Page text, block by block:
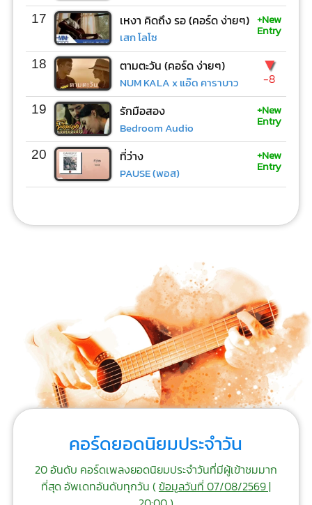
17 เหงา คิดถึง รอ (คอร์ด ง่ายๆ)
เสก โลโซ
+New
Entry
18 ตามตะวัน (คอร์ด ง่ายๆ)
NUM KALA x แอ๊ด คาราบาว
▼
-8
19 รักมือสอง
Bedroom Audio
+New
Entry
20 ที่ว่าง
PAUSE (พอส)
+New
Entry
คอร์ดยอดนิยมประจำวัน
20 อันดับ คอร์ดเพลงยอดนิยมประจำวันที่มีผู้เข้าชมมาก
ที่สุด อัพเดทอันดับทุกวัน (ข้อมูลวันที่ 07/08/2569 |